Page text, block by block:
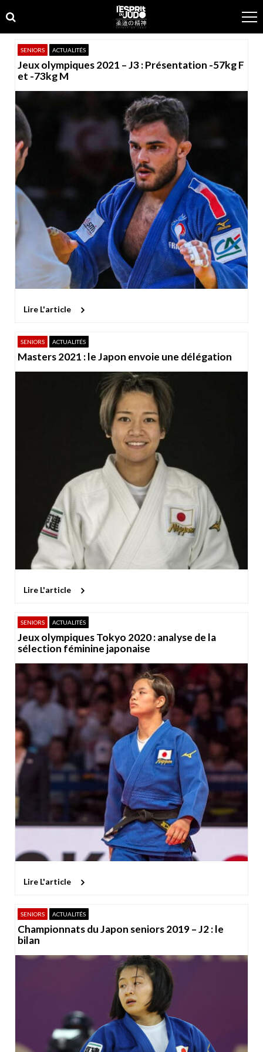
to
navigation
to
content
SENIORS ACTUALITÉS
Jeux olympiques 2021 – J3 : Présentation -57kg F
et -73kg M
Lire L'article
SENIORS ACTUALITÉS
Masters 2021 : le Japon envoie une délégation
Lire L'article
SENIORS ACTUALITÉS
Jeux olympiques Tokyo 2020 : analyse de la
sélection féminine japonaise
Lire L'article
SENIORS ACTUALITÉS
Championnats du Japon seniors 2019 – J2 : le
bilan